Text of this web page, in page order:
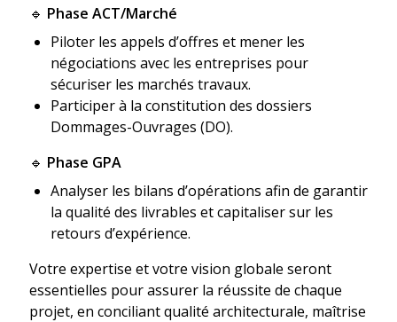
🔹 Phase ACT/Marché
Piloter les appels d’offres et mener les
négociations avec les entreprises pour
sécuriser les marchés travaux.
Participer à la constitution des dossiers
Dommages-Ouvrages (DO).
🔹 Phase GPA
Analyser les bilans d’opérations afin de garantir
la qualité des livrables et capitaliser sur les
retours d’expérience.
Votre expertise et votre vision globale seront
essentielles pour assurer la réussite de chaque
projet, en conciliant qualité architecturale, maîtrise